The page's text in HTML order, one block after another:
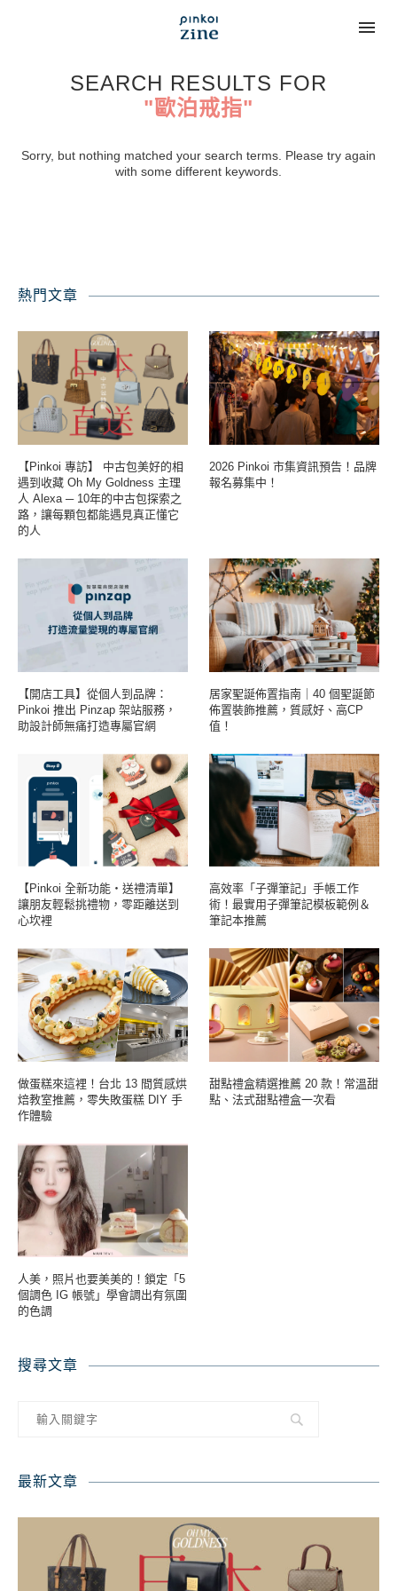
SEARCH RESULTS FOR
"歐泊戒指"
Sorry, but nothing matched your search terms. Please try again
with some different keywords.
熱門文章
【Pinkoi 專訪】 中古包美好的相
遇到收藏 Oh My Goldness 主理
人 Alexa ─ 10年的中古包探索之
路，讓每顆包都能遇見真正懂它
的人
2026 Pinkoi 市集資訊預告！品牌
報名募集中！
【開店工具】從個人到品牌：
Pinkoi 推出 Pinzap 架站服務，
助設計師無痛打造專屬官網
居家聖誕佈置指南｜40 個聖誕節
佈置裝飾推薦，質感好、高CP
值！
【Pinkoi 全新功能・送禮清單】
讓朋友輕鬆挑禮物，零距離送到
心坎裡
高效率「子彈筆記」手帳工作
術！最實用子彈筆記模板範例＆
筆記本推薦
做蛋糕來這裡！台北 13 間質感烘
焙教室推薦，零失敗蛋糕 DIY 手
作體驗
甜點禮盒精選推薦 20 款！常溫甜
點、法式甜點禮盒一次看
人美，照片也要美美的！鎖定「5
個調色 IG 帳號」學會調出有氛圍
的色調
搜尋文章
最新文章